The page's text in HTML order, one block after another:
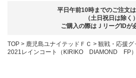
平日午前10時までのご注文は
（土日祝日は除く）
ご購入の際はＪリーグIDが
TOP 鹿児島ユナイテッドＦＣ
観戦・応援グ
2021レインコート（KIRIKO DIAMOND FP）